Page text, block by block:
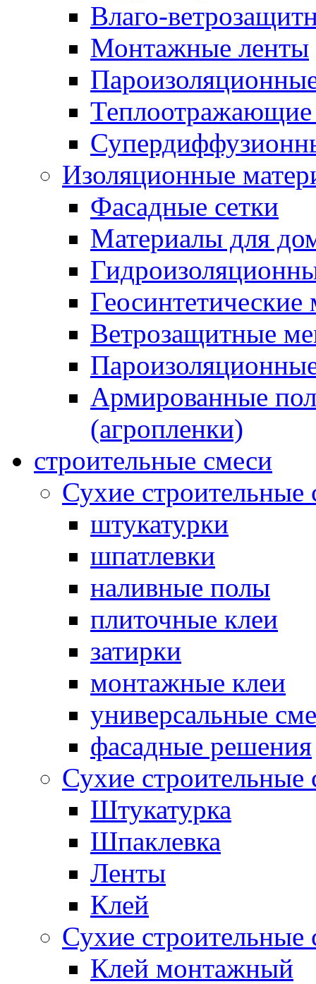
Влаго-
Монтажные ленты
Теплоотражающие
Изоляционные
Фасадные сетки
Материалы для
Геосинтетические
Ветрозащитные
Армированные
(агропленки)
строительные смеси
Сухие строительные
штукатурки
шпатлевки
наливные полы
плиточные клеи
затирки
монтажные клеи
универсальные
фасадные решения
Сухие
Штукатурка
Шпаклевка
Ленты
Клей
Сухие
Клей монтажный